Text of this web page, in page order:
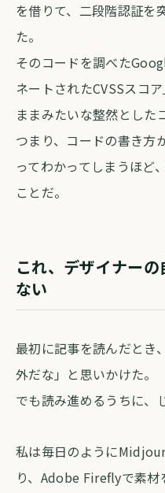
を借りて、二段階認証を
た。
そのコードを調べた
ネートされたCVSSスコ
ままみたいな整然とした
つまり、コードの書き方
ってわかってしまうほど
ことだ。
これ、デザイナー
ない
最初に記事を読んだとき
外だな」と思いかけた。
でも読み進めるうちに、
私は毎日のように
り、Adobe Fireflyで素材